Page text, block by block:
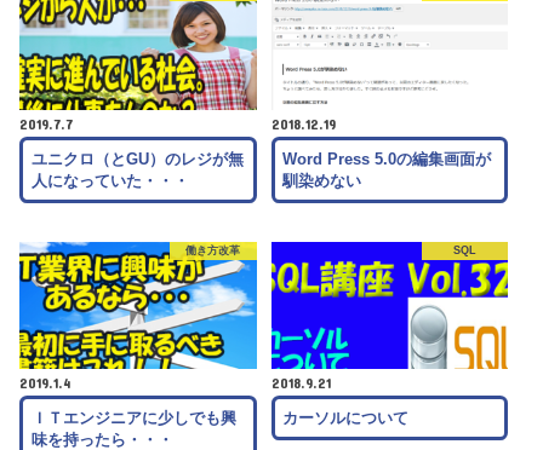
2019.7.7
ユニクロ（とGU）のレジが無
人になっていた・・・
2018.12.19
Word Press 5.0の編集画面が
馴染めない
働き方改革
2019.1.4
ＩＴエンジニアに少しでも興
味を持ったら・・・
SQL
2018.9.21
カーソルについて